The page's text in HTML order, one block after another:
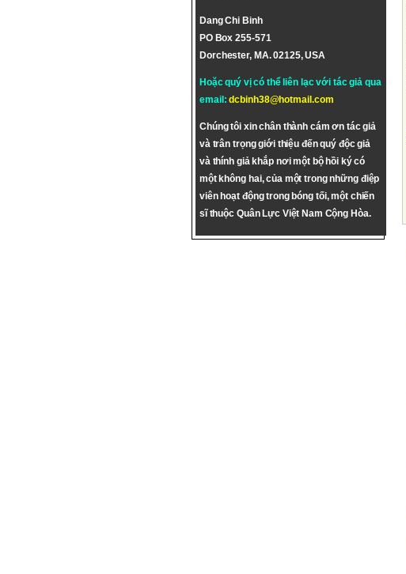
Dang Chi Binh
PO Box 255-571
Dorchester, MA. 02125, USA
Hoặc quý vị có thể liên lạc với tác giả qua
email:dcbinh38@hotmail.com
Chúng tôi xin chân thành cám ơn tác giả
và trân trọng giới thiệu đến quý độc giả
và thính giả khắp nơi một bộ hồi ký có
một không hai, của một trong những điệp
viên hoạt động trong bóng tối, một chiến
sĩ thuộc Quân Lực Việt Nam Cộng Hòa.